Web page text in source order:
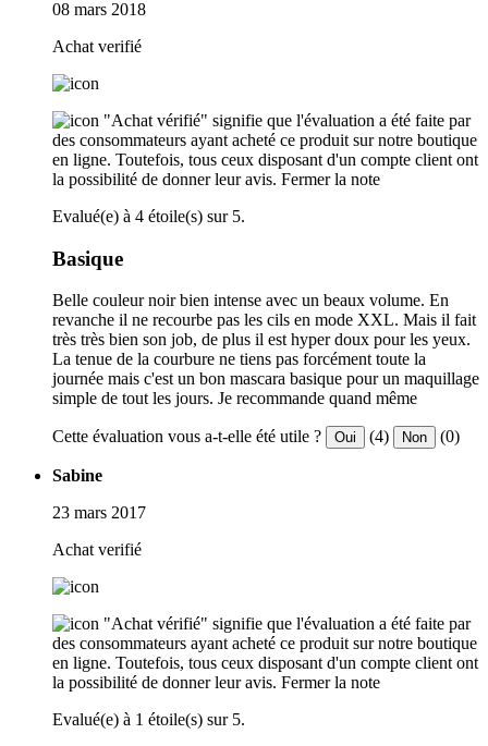
08 mars 2018
Achat verifié
"Achat vérifié" signifie que l'évaluation a été faite par
des consommateurs ayant acheté ce produit sur notre boutique
en ligne. Toutefois, tous ceux disposant d'un compte client ont
la possibilité de donner leur avis. Fermer la note
Evalué(e) à 4 étoile(s) sur 5.
Basique
Belle couleur noir bien intense avec un beaux volume. En
revanche il ne recourbe pas les cils en mode XXL. Mais il fait
très très bien son job, de plus il est hyper doux pour les yeux.
La tenue de la courbure ne tiens pas forcément toute la
journée mais c'est un bon mascara basique pour un maquillage
simple de tout les jours. Je recommande quand même
Cette évaluation vous a-t-elle été utile ? Oui (4) Non (0)
Sabine
23 mars 2017
Achat verifié
"Achat vérifié" signifie que l'évaluation a été faite par
des consommateurs ayant acheté ce produit sur notre boutique
en ligne. Toutefois, tous ceux disposant d'un compte client ont
la possibilité de donner leur avis. Fermer la note
Evalué(e) à 1 étoile(s) sur 5.